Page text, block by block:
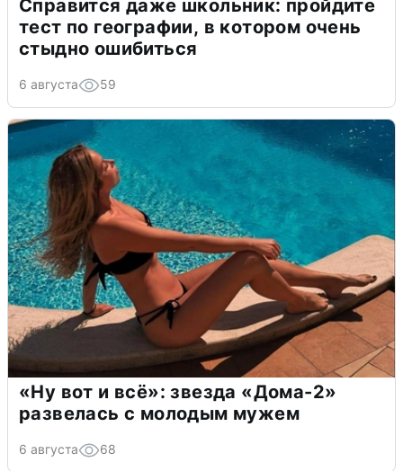
Справится даже школьник: пройдите
тест по географии, в котором очень
стыдно ошибиться
6 августа 59
«Ну вот и всё»: звезда «Дома-2»
развелась с молодым мужем
6 августа 68